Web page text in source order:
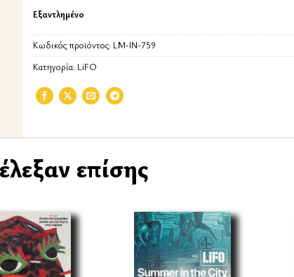
Εξαντλημένο
Κωδικός προϊόντος: LM-IN-759
Κατηγορία: LiFO
επίσης